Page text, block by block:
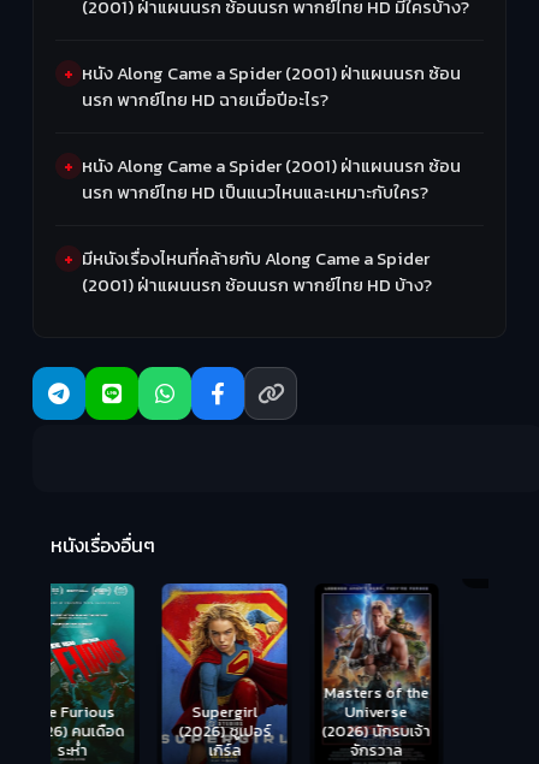
(2001) ฝ่าแผนนรก ซ้อนนรก พากย์ไทย HD มีใครบ้าง?
หนัง Along Came a Spider (2001) ฝ่าแผนนรก ซ้อน
นรก พากย์ไทย HD ฉายเมื่อปีอะไร?
หนัง Along Came a Spider (2001) ฝ่าแผนนรก ซ้อน
นรก พากย์ไทย HD เป็นแนวไหนและเหมาะกับใคร?
มีหนังเรื่องไหนที่คล้ายกับ Along Came a Spider
(2001) ฝ่าแผนนรก ซ้อนนรก พากย์ไทย HD บ้าง?
หนังเรื่องอื่นๆ
Supergirl
(2026) ซูเปอร์
Masters of the
Universe
(2026) นักรบเจ้า
จักรวาล